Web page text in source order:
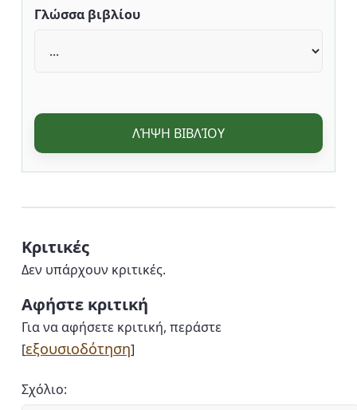
Γλώσσα βιβλίου
ΛΉΨΗ ΒΙΒΛΊΟΥ
Κριτικές
Δεν υπάρχουν κριτικές.
Αφήστε κριτική
Για να αφήσετε κριτική, περάστε
[εξουσιοδότηση]
Σχόλιο: